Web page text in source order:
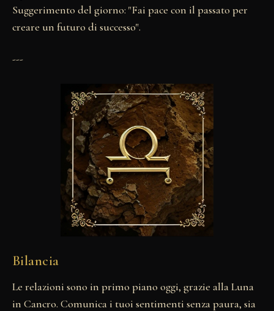
Suggerimento del giorno: "Fai pace con il passato per
creare un futuro di successo".
---
Bilancia
Le relazioni sono in primo piano oggi, grazie alla Luna
in Cancro. Comunica i tuoi sentimenti senza paura, sia